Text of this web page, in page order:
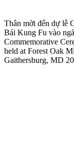
Thân mời đến dự lễ
Bái Kung Fu vào
Commemorative
held at Forest Oak
Gaithersburg, MD